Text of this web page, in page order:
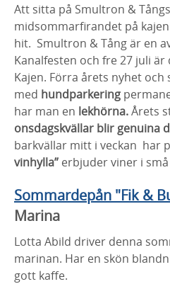
Att sitta på Smultron &
midsommarfirandet på
hit. Smultron & Tång är en
Kanalfesten och fre 27 juli är
Kajen. Förra årets nyhet och
med hundparkering
har man en lekhörna.Årets
onsdagskvällar blir genuina
barkvällar mitt i veckan har
vinhylla” erbjuder viner i
Sommardepån "Fik &
Marina
Lotta Abild driver denna
marinan. Har en skön
gott kaffe.